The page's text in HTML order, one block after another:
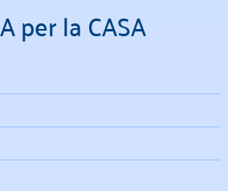
per la CASA